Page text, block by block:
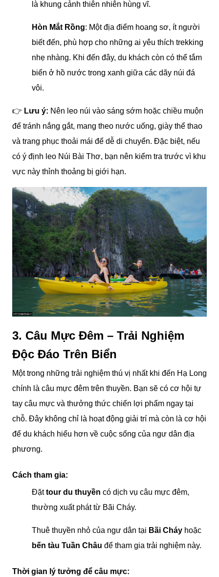
là khung cảnh thiên nhiên hùng vĩ.
Hòn Mắt Rồng: Một địa điểm hoang sơ, ít người
biết đến, phù hợp cho những ai yêu thích trekking
nhẹ nhàng. Khi đến đây, du khách còn có thể tắm
biển ở hồ nước trong xanh giữa các dãy núi đá
vôi.
👉 Lưu ý: Nên leo núi vào sáng sớm hoặc chiều muộn
để tránh nắng gắt, mang theo nước uống, giày thể thao
và trang phục thoải mái để dễ di chuyển. Đặc biệt, nếu
có ý định leo Núi Bài Thơ, bạn nên kiểm tra trước vì khu
vực này thỉnh thoảng bị giới hạn.
3. Câu Mực Đêm – Trải Nghiệm
Độc Đáo Trên Biển
Một trong những trải nghiệm thú vị nhất khi đến Hạ Long
chính là câu mực đêm trên thuyền. Bạn sẽ có cơ hội tự
tay câu mực và thưởng thức chiến lợi phẩm ngay tại
chỗ. Đây không chỉ là hoạt động giải trí mà còn là cơ hội
để du khách hiểu hơn về cuộc sống của ngư dân địa
phương.
Cách tham gia:
Đặttour du thuyền có dịch vụ câu mực đêm,
thường xuất phát từ Bãi Cháy.
Thuê thuyền nhỏ của ngư dân tại Bãi Cháy hoặc
bến tàu Tuần Châu để tham gia trải nghiệm này.
Thời gian lý tưởng để câu mực: